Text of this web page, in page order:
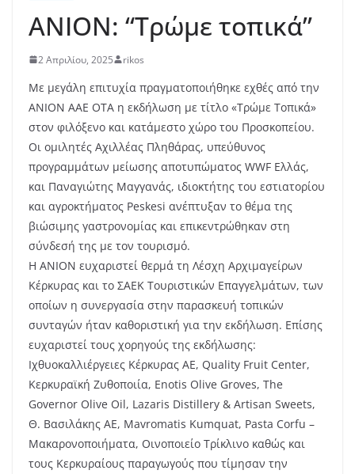
ANION: “Τρώμε τοπικά”
2 Απριλίου, 2025 rikos
Με μεγάλη επιτυχία πραγματοποιήθηκε εχθές από την
ΑΝΙΟΝ ΑΑΕ ΟΤΑ η εκδήλωση με τίτλο «Τρώμε Τοπικά»
στον φιλόξενο και κατάμεστο χώρο του Προσκοπείου.
Οι ομιλητές Αχιλλέας Πληθάρας, υπεύθυνος
προγραμμάτων μείωσης αποτυπώματος WWF Ελλάς,
και Παναγιώτης Μαγγανάς, ιδιοκτήτης του εστιατορίου
και αγροκτήματος Peskesi ανέπτυξαν το θέμα της
βιώσιμης γαστρονομίας και επικεντρώθηκαν στη
σύνδεσή της με τον τουρισμό.
Η ΑΝΙΟΝ ευχαριστεί θερμά τη Λέσχη Αρχιμαγείρων
Κέρκυρας και το ΣΑΕΚ Τουριστικών Επαγγελμάτων, των
οποίων η συνεργασία στην παρασκευή τοπικών
συνταγών ήταν καθοριστική για την εκδήλωση. Επίσης
ευχαριστεί τους χορηγούς της εκδήλωσης:
Ιχθυοκαλλιέργειες Κέρκυρας ΑΕ, Quality Fruit Center,
Κερκυραϊκή Ζυθοποιία, Enotis Olive Groves, The
Governor Olive Oil, Lazaris Distillery & Artisan Sweets,
Θ. Βασιλάκης ΑΕ, Mavromatis Kumquat, Pasta Corfu –
Μακαρονοποιήματα, Οινοποιείο Τρίκλινο καθώς και
τους Κερκυραίους παραγωγούς που τίμησαν την